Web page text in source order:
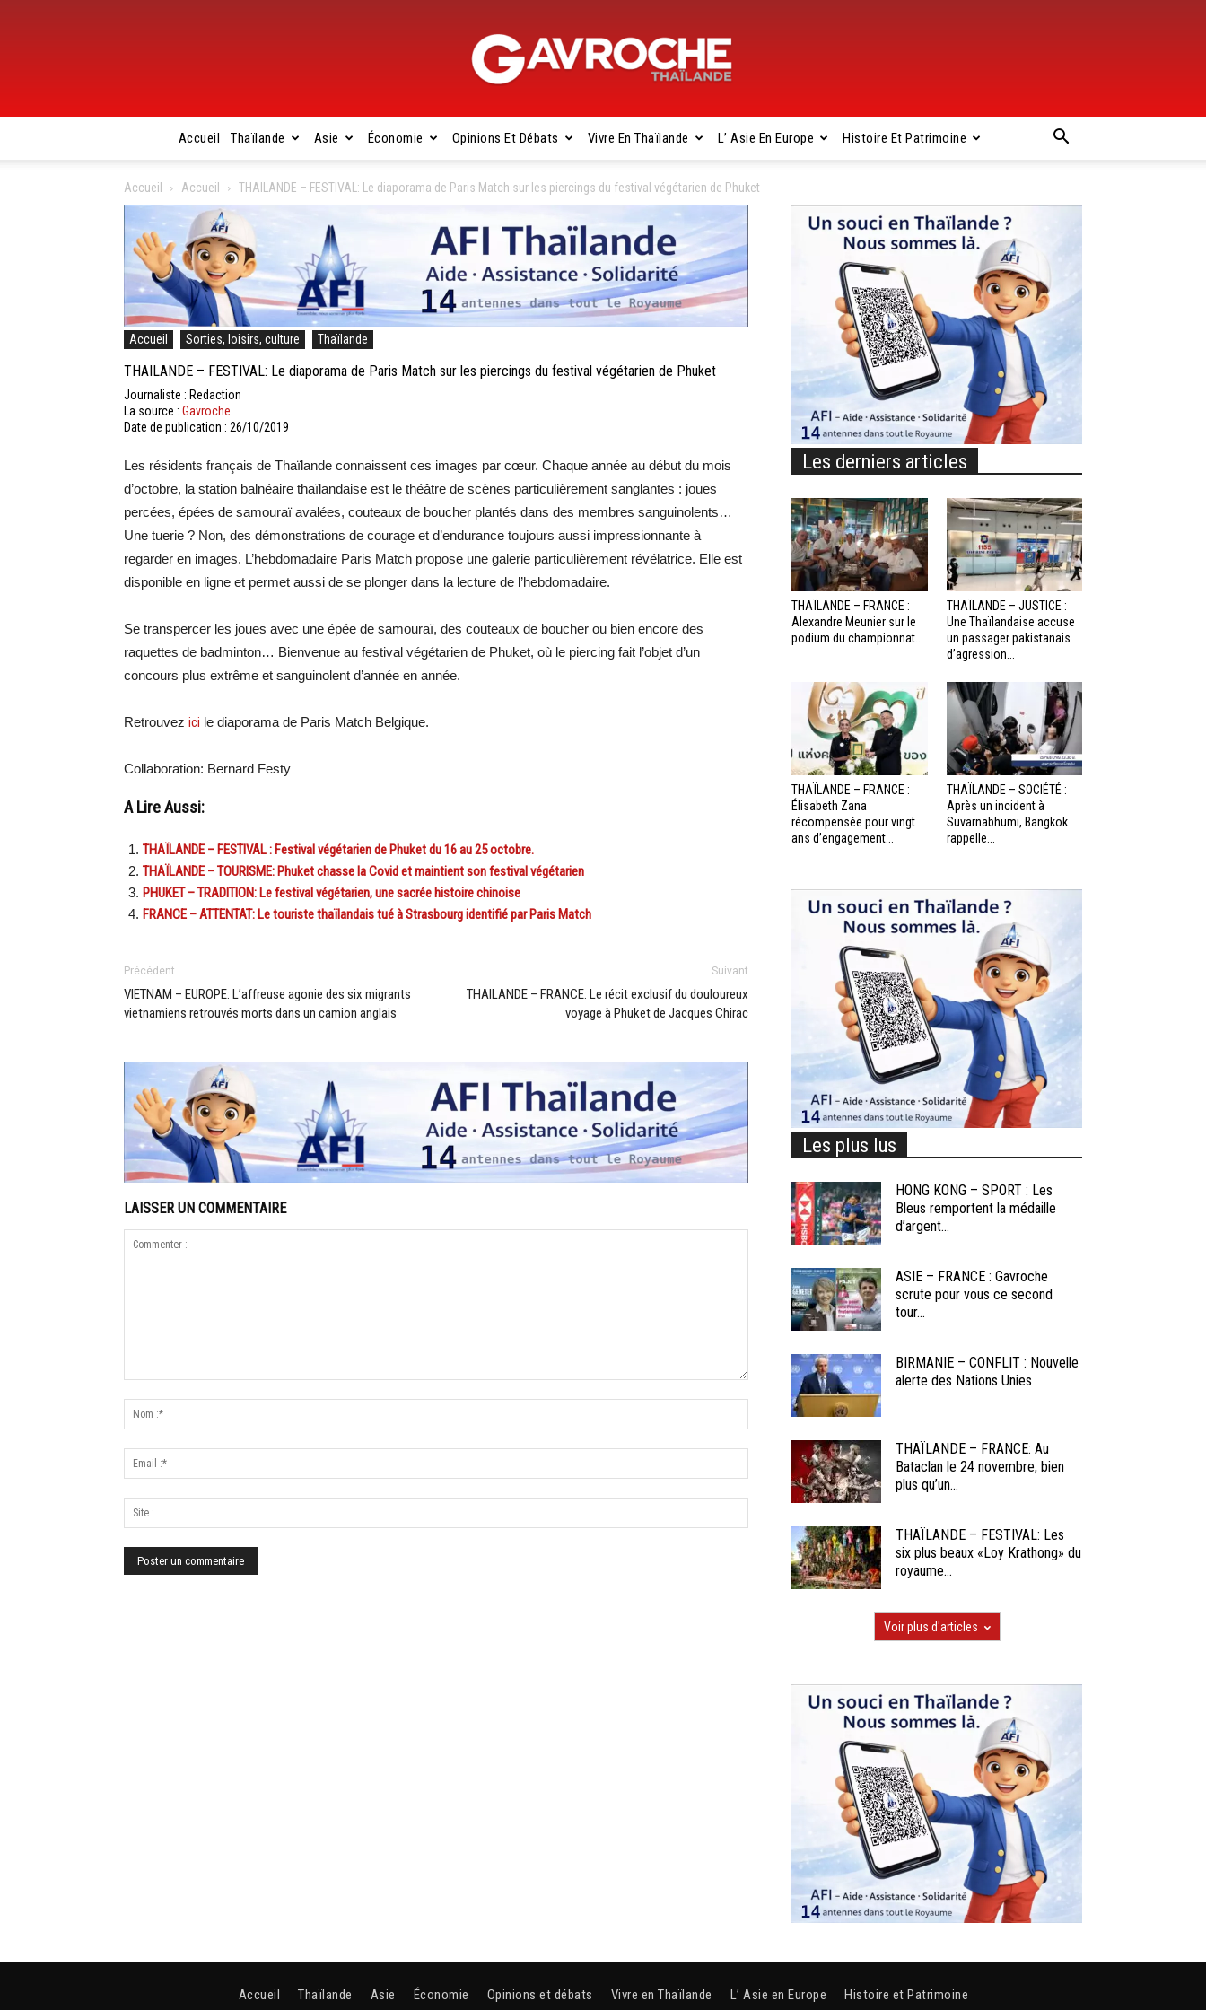
Gavroche
Thaïlande
Accueil Thaïlande Asie Économie Opinions Et Débats Vivre En Thaïlande L’ Asie En Europe Histoire Et Patrimoine
Accueil Accueil THAILANDE – FESTIVAL: Le diaporama de Paris Match sur les piercings du festival végétarien de Phuket
Accueil Sorties, loisirs, culture Thaïlande
THAILANDE – FESTIVAL: Le diaporama de Paris Match sur les piercings du festival végétarien de Phuket
Journaliste : Redaction
La source : Gavroche
Date de publication : 26/10/2019
Les résidents français de Thaïlande connaissent ces images par cœur. Chaque année au début du mois
d’octobre, la station balnéaire thaïlandaise est le théâtre de scènes particulièrement sanglantes : joues
percées, épées de samouraï avalées, couteaux de boucher plantés dans des membres sanguinolents…
Une tuerie ? Non, des démonstrations de courage et d’endurance toujours aussi impressionnante à
regarder en images. L’hebdomadaire Paris Match propose une galerie particulièrement révélatrice. Elle est
disponible en ligne et permet aussi de se plonger dans la lecture de l’hebdomadaire.
Se transpercer les joues avec une épée de samouraï, des couteaux de boucher ou bien encore des
raquettes de badminton… Bienvenue au festival végétarien de Phuket, où le piercing fait l’objet d’un
concours plus extrême et sanguinolent d’année en année.
Retrouvez ici le diaporama de Paris Match Belgique.
Collaboration: Bernard Festy
A Lire Aussi:
THAÏLANDE – FESTIVAL : Festival végétarien de Phuket du 16 au 25 octobre.
THAÏLANDE – TOURISME: Phuket chasse la Covid et maintient son festival végétarien
PHUKET – TRADITION: Le festival végétarien, une sacrée histoire chinoise
FRANCE – ATTENTAT: Le touriste thaïlandais tué à Strasbourg identifié par Paris Match
Précédent
VIETNAM – EUROPE: L’affreuse agonie des six migrants
vietnamiens retrouvés morts dans un camion anglais
Suivant
THAILANDE – FRANCE: Le récit exclusif du douloureux
voyage à Phuket de Jacques Chirac
LAISSER UN COMMENTAIRE
Les derniers articles
THAÏLANDE – FRANCE :
Alexandre Meunier sur le
podium du championnat...
THAÏLANDE – JUSTICE :
Une Thaïlandaise accuse
un passager pakistanais
d’agression...
THAÏLANDE – FRANCE :
Élisabeth Zana
récompensée pour vingt
ans d’engagement...
THAÏLANDE – SOCIÉTÉ :
Après un incident à
Suvarnabhumi, Bangkok
rappelle...
Les plus lus
HONG KONG – SPORT : Les
Bleus remportent la médaille
d’argent...
ASIE – FRANCE : Gavroche
scrute pour vous ce second
tour...
BIRMANIE – CONFLIT : Nouvelle
alerte des Nations Unies
THAÏLANDE – FRANCE: Au
Bataclan le 24 novembre, bien
plus qu’un...
THAÏLANDE – FESTIVAL: Les
six plus beaux «Loy Krathong» du
royaume...
Voir plus d'articles
Accueil Thaïlande Asie Économie Opinions et débats Vivre en Thaïlande L’ Asie en Europe Histoire et Patrimoine